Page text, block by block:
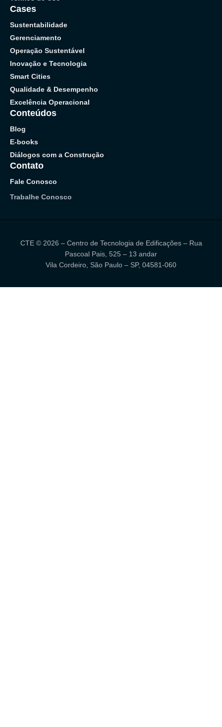
Cases
Sustentabilidade
Gerenciamento
Operação Sustentável
Inovação e Tecnologia
Smart Cities
Qualidade & Desempenho
Excelência Operacional
Conteúdos
Blog
E-books
Diálogos com a Construção
Contato
Fale Conosco
Trabalhe Conosco
CTE © 2026 – Centro de Tecnologia de Edificações – Rua
Pascoal Pais, 525 – 13 andar
Vila Cordeiro, São Paulo – SP, 04581-060